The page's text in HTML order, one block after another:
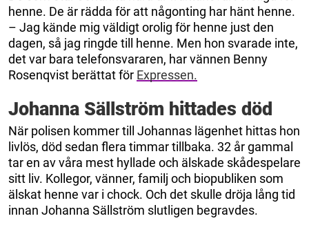
henne. De är rädda för att någonting har hänt henne.
– Jag kände mig väldigt orolig för henne just den
dagen, så jag ringde till henne. Men hon svarade inte,
det var bara telefonsvararen, har vännen Benny
Rosenqvist berättat för Expressen.
Johanna Sällström hittades död
När polisen kommer till Johannas lägenhet hittas hon
livlös, död sedan flera timmar tillbaka. 32 år gammal
tar en av våra mest hyllade och älskade skådespelare
sitt liv. Kollegor, vänner, familj och biopubliken som
älskat henne var i chock. Och det skulle dröja lång tid
innan Johanna Sällström slutligen begravdes.